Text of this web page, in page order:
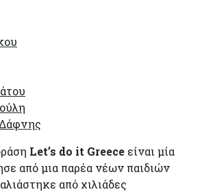
Let’s do it Greece είναι μία
από μια παρέα νέων παιδιών
από χιλιάδες